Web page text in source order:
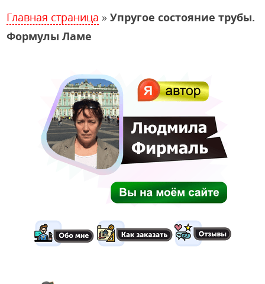
Главная страница »Упругое состояние трубы.
Формулы Ламе